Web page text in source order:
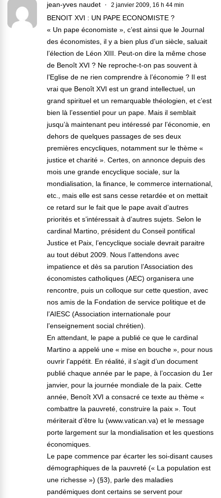
jean-yves naudet 2 janvier 2009, 16 h 44 min
BENOIT XVI : UN PAPE ECONOMISTE ?
« Un pape économiste », c’est ainsi que le Journal
des économistes, il y a bien plus d’un siècle, saluait
l’élection de Léon XIII. Peut-on dire la même chose
de Benoît XVI ? Ne reproche-t-on pas souvent à
l’Eglise de ne rien comprendre à l’économie ? Il est
vrai que Benoît XVI est un grand intellectuel, un
grand spirituel et un remarquable théologien, et c’est
bien là l’essentiel pour un pape. Mais il semblait
jusqu’à maintenant peu intéressé par l’économie, en
dehors de quelques passages de ses deux
premières encycliques, notamment sur le thème «
justice et charité ». Certes, on annonce depuis des
mois une grande encyclique sociale, sur la
mondialisation, la finance, le commerce international,
etc., mais elle est sans cesse retardée et on mettait
ce retard sur le fait que le pape avait d’autres
priorités et s’intéressait à d’autres sujets. Selon le
cardinal Martino, président du Conseil pontifical
Justice et Paix, l’encyclique sociale devrait paraitre
au tout début 2009. Nous l’attendons avec
impatience et dès sa parution l’Association des
économistes catholiques (AEC) organisera une
rencontre, puis un colloque sur cette question, avec
nos amis de la Fondation de service politique et de
l’AIESC (Association internationale pour
l’enseignement social chrétien).
En attendant, le pape a publié ce que le cardinal
Martino a appelé une « mise en bouche », pour nous
ouvrir l’appétit. En réalité, il s’agit d’un document
publié chaque année par le pape, à l’occasion du 1er
janvier, pour la journée mondiale de la paix. Cette
année, Benoît XVI a consacré ce texte au thème «
combattre la pauvreté, construire la paix ». Tout
mériterait d’être lu (www.vatican.va) et le message
porte largement sur la mondialisation et les questions
économiques.
Le pape commence par écarter les soi-disant causes
démographiques de la pauvreté (« La population est
une richesse ») (§3), parle des maladies
pandémiques dont certains se servent pour